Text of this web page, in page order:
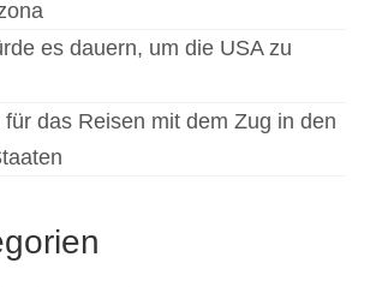
es dauern, um die USA zu
das Reisen mit dem Zug in den